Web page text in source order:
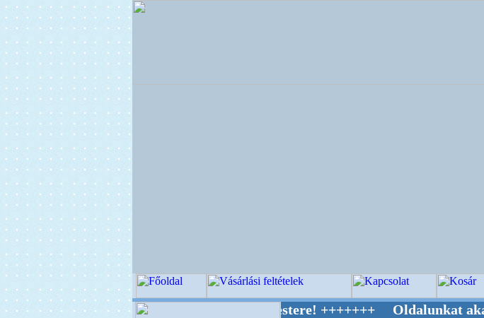
OPITEC - A Kreatív Világ Mestere! +++++++ Oldalunkat akarattal